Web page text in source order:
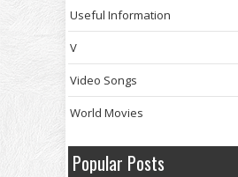
Useful Information
V
Video Songs
World Movies
Popular Posts